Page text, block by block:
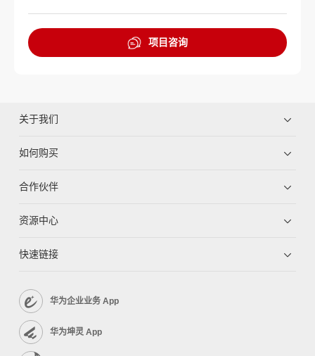
项目咨询
关于我们
如何购买
合作伙伴
资源中心
快速链接
华为企业业务 App
华为坤灵 App